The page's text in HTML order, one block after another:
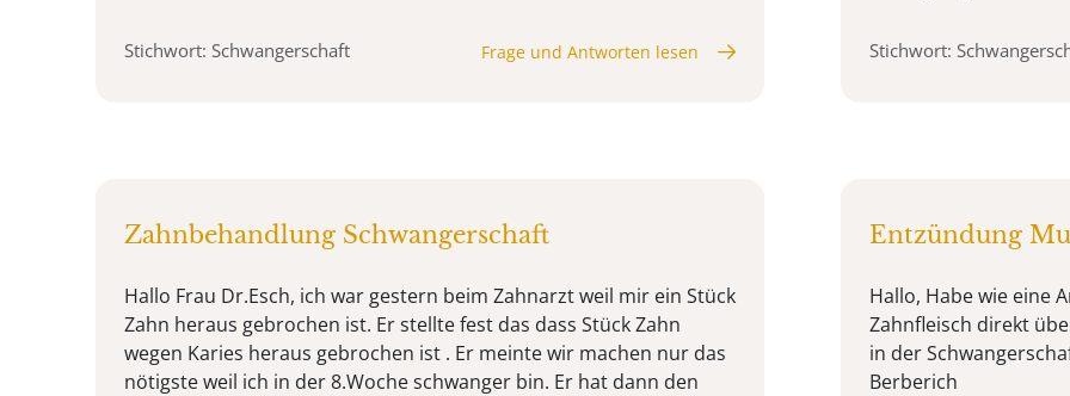
Stichwort: Schwangerschaft Frage und Antworten lesen Stichwort:
Zahnbehandlung Schwangerschaft
Hallo Frau Dr.Esch, ich war gestern beim Zahnarzt weil mir ein Stück
Zahn heraus gebrochen ist. Er stellte fest das dass Stück Zahn
wegen Karies heraus gebrochen ist . Er meinte wir machen nur das
nötigste weil ich in der 8.Woche schwanger bin. Er hat dann den
Entzündung
Hallo, Habe wie eine
Zahnfleisch direkt
in der
Berberich